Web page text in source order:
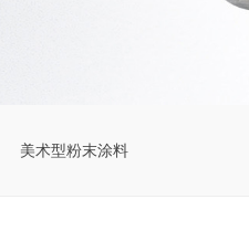
美术型粉末涂料